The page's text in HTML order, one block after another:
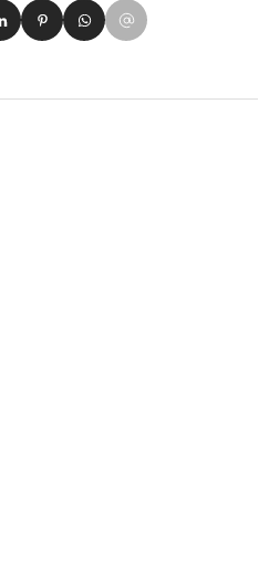
su Xsu LinkedIn
Condividi su Pinterest
Condividi su WhatsApp
Condividi su Email